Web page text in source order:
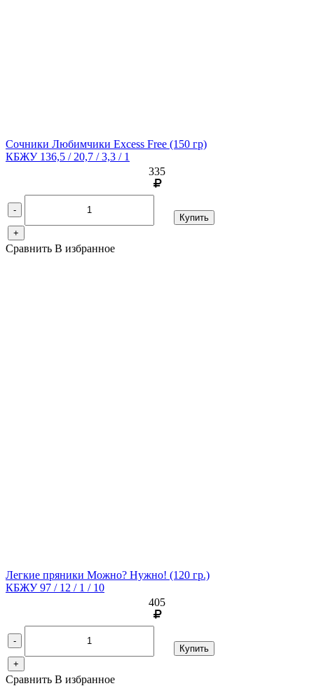
Сочники Любимчики Excess Free (150 гр)
КБЖУ 136,5 / 20,7 / 3,3 / 1
335
-
+
Купить
Сравнить В избранное
Легкие пряники Можно? Нужно! (120 гр.)
КБЖУ 97 / 12 / 1 / 10
405
-
+
Купить
Сравнить В избранное